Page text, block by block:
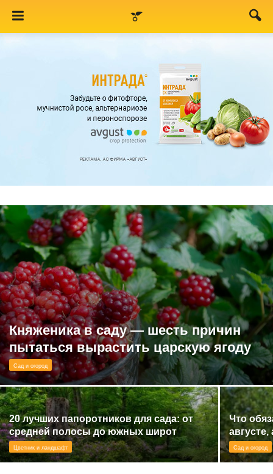
Княженика в саду — шесть причин
пытаться вырастить царскую ягоду
Сад и огород
20 лучших папоротников для сада: от
средней полосы до южных широт
Цветник и ландшафт
Что
августе,
Сад и огород